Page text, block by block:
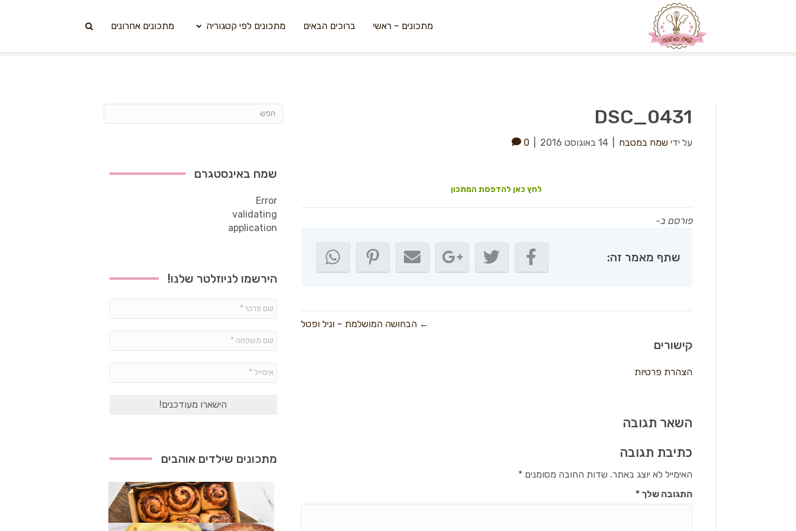
מתכונים – ראשי ברוכים הבאים מתכונים לפי קטגוריה מתכונים אחרונים
DSC_0431
על ידי שמח במטבח 14 באוגוסט 2016 0
לחץ כאן להדפסת המתכון
פורסם ב-
שתף מאמר זה:
← הבחושה המושלמת – וניל ופטל
קישורים
הצהרת פרטיות
השאר תגובה
כתיבת תגובה
האימייל לא יוצג באתר. שדות החובה מסומנים*
התגובה שלך*
שמח באינסטגרם
Error
validating
application
הירשמו לניוזלטר שלנו!
פרטי
משפחה
*
מתכונים שילדים אוהבים